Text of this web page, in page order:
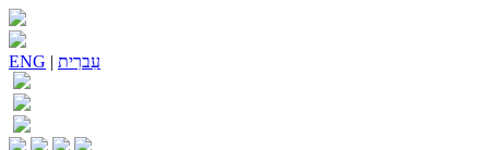
ENG | עִברִית